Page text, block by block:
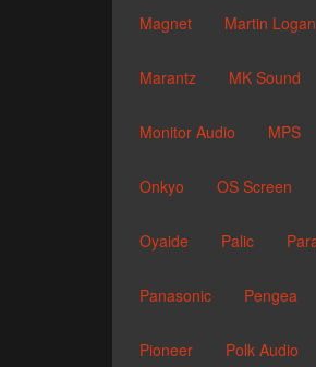
Magnet Martin Logan
Marantz MK Sound
Monitor Audio MPS
Onkyo OS Screen
Oyaide Palic
Panasonic Pengea
Pioneer Polk Audio